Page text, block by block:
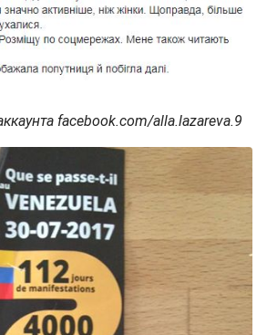
facebook.com/alla.lazareva.9